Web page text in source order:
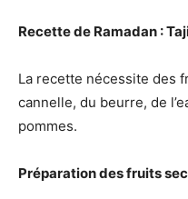
Recette de Ramadan :
La recette nécessite des
cannelle, du beurre, de
pommes.
Préparation des fruits